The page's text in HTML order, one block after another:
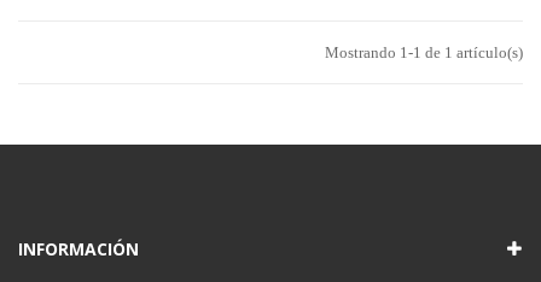
Mostrando 1-1 de 1 artículo(s)
INFORMACIÓN